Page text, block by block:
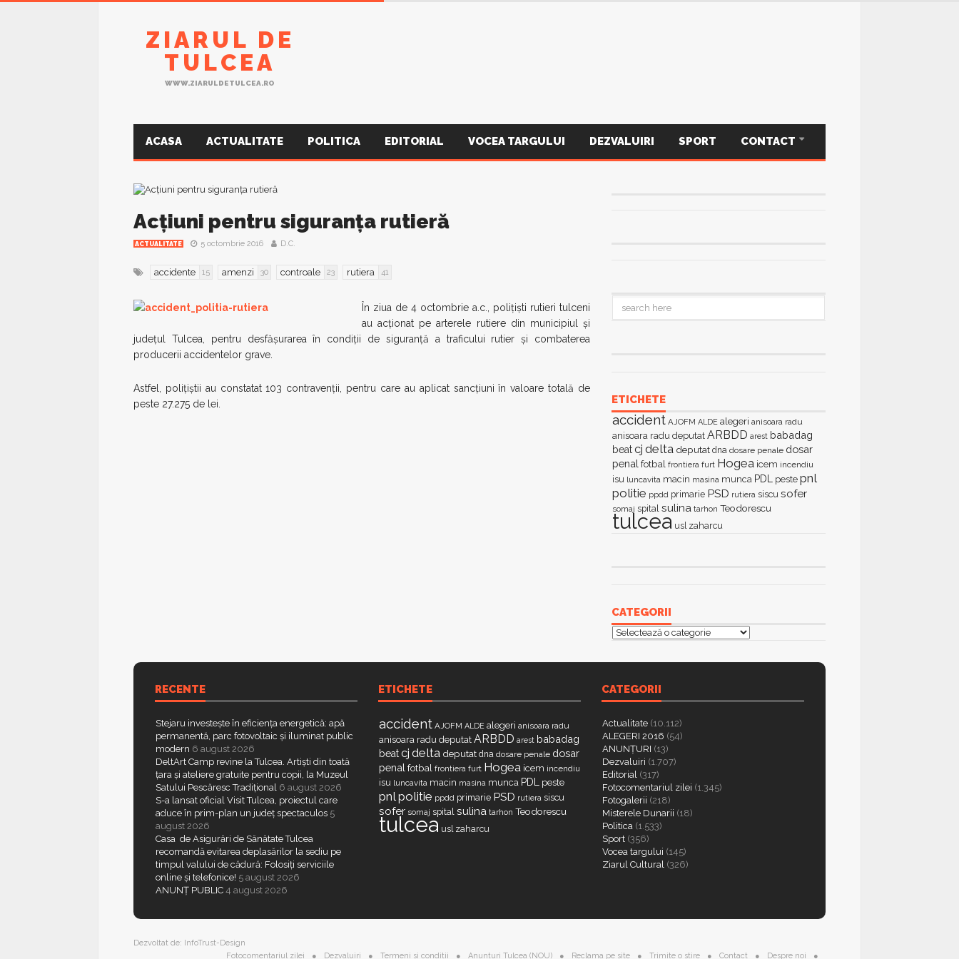
ZIARUL DE
TULCEA
WWW.ZIARULDETULCEA.RO
ACASA ACTUALITATE POLITICA EDITORIAL VOCEA TARGULUI DEZVALUIRI SPORT CONTACT
Acţiuni pentru siguranţa rutieră
ACTUALITATE 5 octombrie 2016 D.C.
accidente 15 amenzi 30 controale 23 rutiera 41
În ziua de 4 octombrie a.c., poliţişti rutieri tulceni
au acţionat pe arterele rutiere din municipiul şi
judeţul Tulcea, pentru desfășurarea în condiții de siguranță a traficului rutier și combaterea
producerii accidentelor grave.
Astfel, poliţiştii au constatat 103 contravenţii, pentru care au aplicat sancţiuni în valoare totală de
peste 27.275 de lei.
ETICHETE
accident AJOFM ALDE alegeri anisoara radu
anisoara radu deputat ARBDD arest babadag
beatcj delta deputat dna dosare penale dosar
penal fotbal frontiera furt Hogea icem incendiu
isu luncavita macin masina munca PDL peste pnl
politie ppdd primarie PSD rutiera siscu sofer
somaj spital sulina tarhon Teodorescu
tulcea usl zaharcu
CATEGORII
Categorii
RECENTE
Stejaru investește în eficiența energetică: apă
permanentă, parc fotovoltaic și iluminat public
modern 6 august 2026
DeltArt Camp revine la Tulcea. Artiști din toată
țara și ateliere gratuite pentru copii, la Muzeul
Satului Pescăresc Tradițional 6 august 2026
S-a lansat oficial Visit Tulcea, proiectul care
aduce în prim-plan un județ spectaculos 5
august 2026
Casa de Asigurări de Sănătate Tulcea
recomandă evitarea deplasărilor la sediu pe
timpul valului de cădură: Folosiți serviciile
online și telefonice! 5 august 2026
ANUNȚ PUBLIC 4 august 2026
ETICHETE
accident AJOFM ALDE alegeri anisoara radu
anisoara radu deputat ARBDD arest babadag
beatcj delta deputat dna dosare penale dosar
penal fotbal frontiera furt Hogea icem incendiu
isu luncavita macin masina munca PDL peste
pnlpolitie ppdd primarie PSD rutiera siscu
sofer somaj spital sulina tarhon Teodorescu
tulcea usl zaharcu
CATEGORII
Actualitate (10.112)
ALEGERI 2016 (54)
ANUNȚURI (13)
Dezvaluiri (1.707)
Editorial (317)
Fotocomentariul zilei (1.345)
Fotogalerii (218)
Misterele Dunarii (18)
Politica (1.533)
Sport (356)
Vocea targului (145)
Ziarul Cultural (326)
Dezvoltat de: InfoTrust-Design
Fotocomentariul zilei
Dezvaluiri Termeni si conditii Anunturi Tulcea (NOU) Reclama pe site Trimite o stire Contact Despre noi